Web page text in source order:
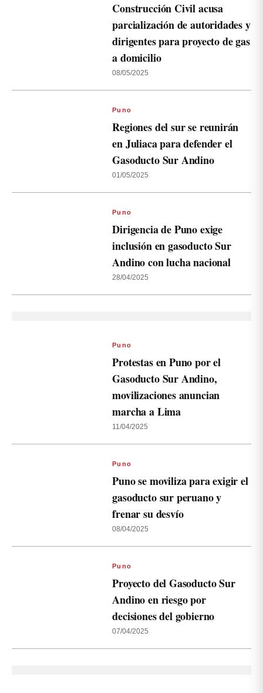
Construcción Civil acusa
parcialización de autoridades y
dirigentes para proyecto de gas
a domicilio
08/05/2025
Puno
Regiones del sur se reunirán
en Juliaca para defender el
Gasoducto Sur Andino
01/05/2025
Puno
Dirigencia de Puno exige
inclusión en gasoducto Sur
Andino con lucha nacional
28/04/2025
Puno
Protestas en Puno por el
Gasoducto Sur Andino,
movilizaciones anuncian
marcha a Lima
11/04/2025
Puno
Puno se moviliza para exigir el
gasoducto sur peruano y
frenar su desvío
08/04/2025
Puno
Proyecto del Gasoducto Sur
Andino en riesgo por
decisiones del gobierno
07/04/2025